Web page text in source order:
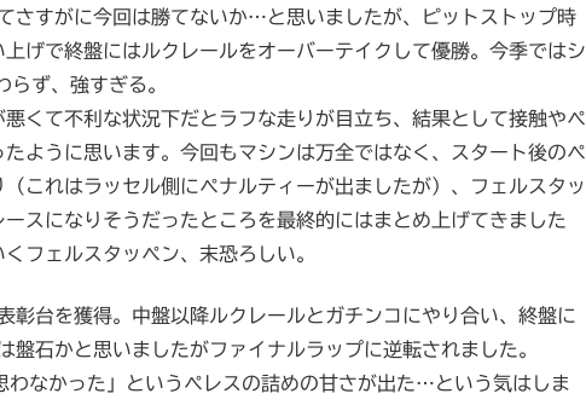
さすがに今回は勝てないか…と思いましたが、ピットストップ時
げで終盤にはルクレールをオーバーテイクして優勝。今季ではシ
ず、強すぎる。
くて不利な状況下だとラフな走りが目立ち、結果として接触やペ
ように思います。今回もマシンは万全ではなく、スタート後のペ
これはラッセル側にペナルティーが出ましたが）、フェルスタッ
スになりそうだったところを最終的にはまとめ上げてきました
フェルスタッペン、末恐ろしい。
台を獲得。中盤以降ルクレールとガチンコにやり合い、終盤に
石かと思いましたがファイナルラップに逆転されました。
なかった」というペレスの詰めの甘さが出た…という気はしま